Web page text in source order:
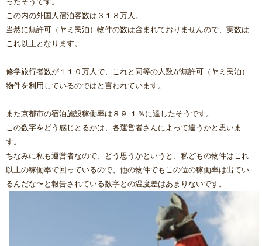
この内の外国人宿泊客数は３１８万人。
当然に無許可（ヤミ民泊）物件の数は含まれておりませんので、実数は
これ以上となります。
修学旅行者数が１１０万人で、これと同等の人数が無許可（ヤミ民泊）
物件を利用しているのではと言われています。
また京都市の宿泊施設稼働率は８９.１％に達したそうです。
この数字をどう感じとるかは、各運営者さんによって違うかと思いま
す。
ちなみに私も運営者なので、どう思うかというと、私どもの物件はこれ
以上の稼働率で回っているので、他の物件でもこの位の稼働率は出てい
るんだな〜と報告されている数字との温度差はあまりないです。